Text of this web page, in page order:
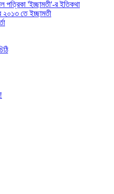
পত্রিকা 'ইচ্ছামতী'-র ইতিকথা
২০১৩ তে ইচ্ছামতী